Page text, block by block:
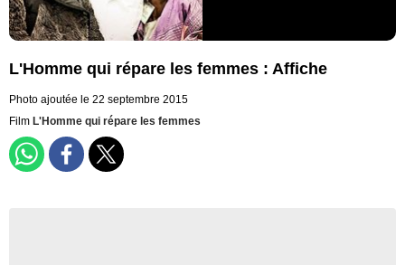
L'Homme qui répare les femmes : Affiche
Photo ajoutée le 22 septembre 2015
Film L'Homme qui répare les femmes